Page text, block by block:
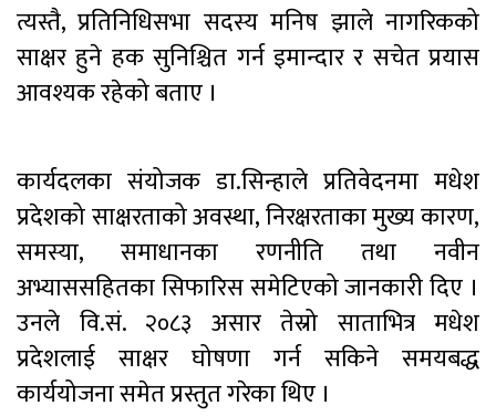
त्यस्तै, प्रतिनिधिसभा सदस्य मनिष झाले नागरिकको
साक्षर हुने हक सुनिश्चित गर्न इमान्दार र सचेत प्रयास
आवश्यक रहेको बताए ।
कार्यदलका संयोजक डा.सिन्हाले प्रतिवेदनमा मधेश
प्रदेशको साक्षरताको अवस्था, निरक्षरताका मुख्य कारण,
समस्या, समाधानका रणनीति तथा नवीन
अभ्याससहितका सिफारिस समेटिएको जानकारी दिए ।
उनले वि.सं. २०८३ असार तेस्रो साताभित्र मधेश
प्रदेशलाई साक्षर घोषणा गर्न सकिने समयबद्ध
कार्ययोजना समेत प्रस्तुत गरेका थिए ।